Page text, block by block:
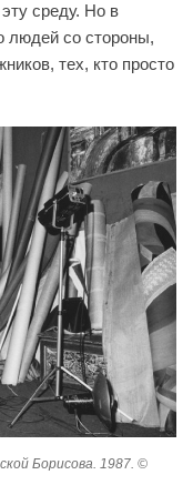
среду. Но в
людей со стороны,
тех, кто просто
Борисова. 1987. ©